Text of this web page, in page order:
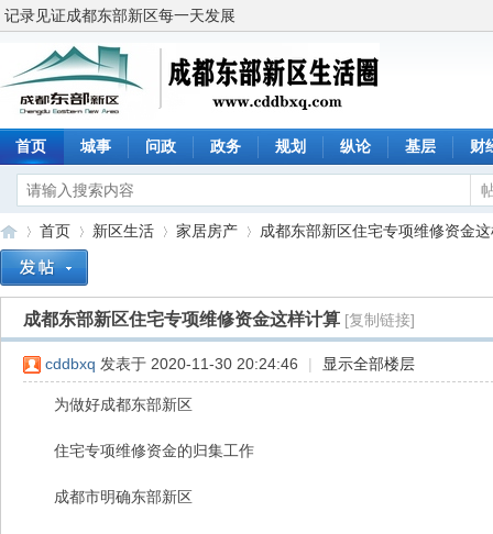
记录见证成都东部新区每一天发展
首页 城事 问政 政务 规划 纵论 基层 财
»
首页
›
新区生活
›
家居房产
›
成都东部新区住宅专项维修资金
成都东部新区住宅专项维修资金这样计算 [复制链接]
cddbxq 发表于 2020-11-30 20:24:46 | 显示全部楼层
为做好成都东部新区
住宅专项维修资金的归集工作
成都市明确东部新区